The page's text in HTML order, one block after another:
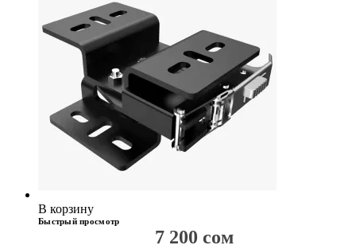
В корзину
Быстрый просмотр
7 200 сом